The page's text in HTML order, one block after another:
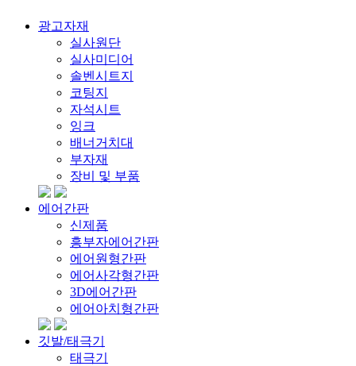
광고자재
실사원단
실사미디어
솔벤시트지
코팅지
자석시트
잉크
배너거치대
부자재
장비 및 부품
에어간판
신제품
흥부자에어간판
에어원형간판
에어사각형간판
3D에어간판
에어아치형간판
깃발/태극기
태극기